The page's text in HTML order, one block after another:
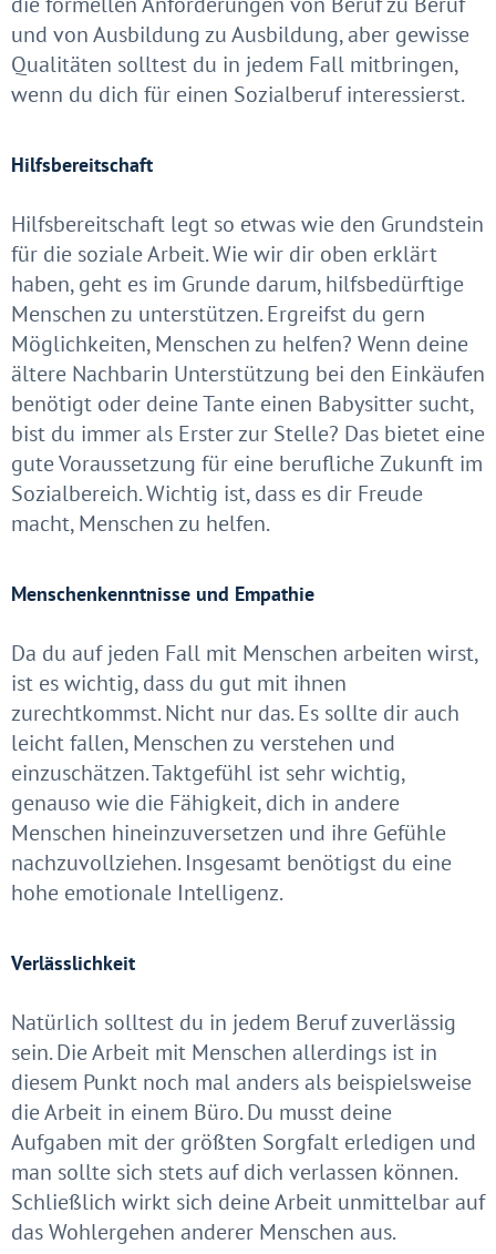
und von Ausbildung zu Ausbildung, aber gewisse
Qualitäten solltest du in jedem Fall mitbringen,
wenn du dich für einen Sozialberuf interessierst.
Hilfsbereitschaft
Hilfsbereitschaft legt so etwas wie den Grundstein
für die soziale Arbeit. Wie wir dir oben erklärt
haben, geht es im Grunde darum, hilfsbedürftige
Menschen zu unterstützen. Ergreifst du gern
Möglichkeiten, Menschen zu helfen? Wenn deine
ältere Nachbarin Unterstützung bei den Einkäufen
benötigt oder deine Tante einen Babysitter sucht,
bist du immer als Erster zur Stelle? Das bietet eine
gute Voraussetzung für eine berufliche Zukunft im
Sozialbereich. Wichtig ist, dass es dir Freude
macht, Menschen zu helfen.
Menschenkenntnisse und Empathie
Da du auf jeden Fall mit Menschen arbeiten wirst,
ist es wichtig, dass du gut mit ihnen
zurechtkommst. Nicht nur das. Es sollte dir auch
leicht fallen, Menschen zu verstehen und
einzuschätzen. Taktgefühl ist sehr wichtig,
genauso wie die Fähigkeit, dich in andere
Menschen hineinzuversetzen und ihre Gefühle
nachzuvollziehen. Insgesamt benötigst du eine
hohe emotionale Intelligenz.
Verlässlichkeit
Natürlich solltest du in jedem Beruf zuverlässig
sein. Die Arbeit mit Menschen allerdings ist in
diesem Punkt noch mal anders als beispielsweise
die Arbeit in einem Büro. Du musst deine
Aufgaben mit der größten Sorgfalt erledigen und
man sollte sich stets auf dich verlassen können.
Schließlich wirkt sich deine Arbeit unmittelbar auf
das Wohlergehen anderer Menschen aus.